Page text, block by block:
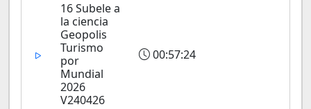
16 Subele a
la ciencia
Geopolis
Turismo
por
Mundial
2026
V240426
00:57:24